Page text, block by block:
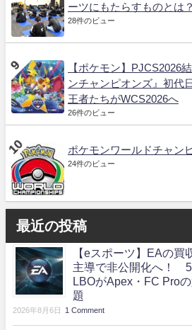
ーツにもたらすものとは？
28件のビュー
【ポケモン】PJCS2026
ンチャンピオンズ』初代
王者たちがWCS2026へ
26件のビュー
ポケモンワールドチャン
24件のビュー
最近の投稿
【eスポーツ】EAの買
主導で非公開化へ！
LBOがApex・FC Pro
題
2026年8月6日 1 Comment